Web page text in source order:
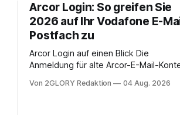
Arcor Login: So greifen Sie
2026 auf Ihr Vodafone E-
Postfach zu
Arcor Login auf einen Blick Die
Anmeldung für alte Arcor-E-Mail-
noch eine e mail adresse mit der
Von 2GLORY Redaktion 04 Aug. 2026